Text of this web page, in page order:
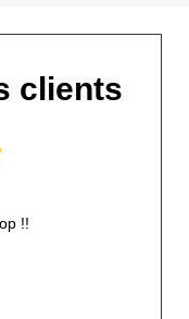
clients
!!